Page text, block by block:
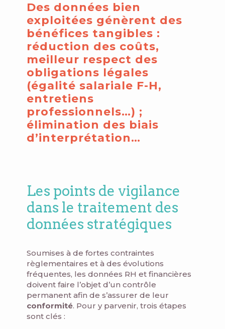
Des données bien
exploitées génèrent des
bénéfices tangibles :
réduction des coûts,
meilleur respect des
obligations légales
(égalité salariale F-H,
entretiens
professionnels…) ;
élimination des biais
d’interprétation…
Les points de vigilance
dans le traitement des
données stratégiques
Soumises à de fortes contraintes
règlementaires et à des évolutions
fréquentes, les données RH et financières
doivent faire l’objet d’un contrôle
permanent afin de s’assurer de leur
conformité. Pour y parvenir, trois étapes
sont clés :